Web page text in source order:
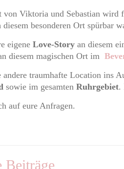
von Viktoria und Sebastian wird
besonderen Ort spürbar
eigene Love-Storyan diesem
diesem magischen Ort im
traumhafte Location ins
sowie im gesamtenRuhrgebiet.
auf eure Anfragen.
Beiträge